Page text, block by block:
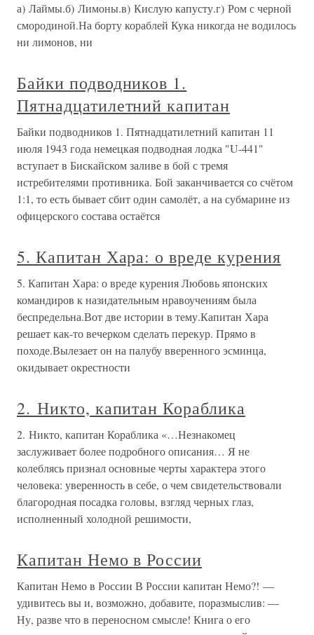
а) Лаймы.б) Лимоны.в) Кислую капусту.г) Ром с черной
смородиной.На борту кораблей Кука никогда не водилось
ни лимонов, ни
Байки подводников 1.
Пятнадцатилетний капитан
Байки подводников 1. Пятнадцатилетний капитан 11
июля 1943 года немецкая подводная лодка "U-441"
вступает в Бискайском заливе в бой с тремя
истребителями противника. Бой заканчивается со счётом
1:1, то есть бывает сбит один самолёт, а на субмарине из
офицерского состава остаётся
5. Капитан Хара: о вреде курения
5. Капитан Хара: о вреде курения Любовь японских
командиров к назидательным нравоучениям была
беспредельна.Вот две истории в тему.Капитан Хара
решает как-то вечерком сделать перекур. Прямо в
походе.Вылезает он на палубу вверенного эсминца,
окидывает окрестности
2. Никто, капитан Кораблика
2. Никто, капитан Кораблика «…Незнакомец
заслуживает более подробного описания… Я не
колеблясь признал основные черты характера этого
человека: уверенность в себе, о чем свидетельствовали
благородная посадка головы, взгляд черных глаз,
исполненный холодной решимости,
Капитан Немо в России
Капитан Немо в России В России капитан Немо?! —
удивитесь вы и, возможно, добавите, поразмыслив: —
Ну, разве что в переносном смысле! Книга о его